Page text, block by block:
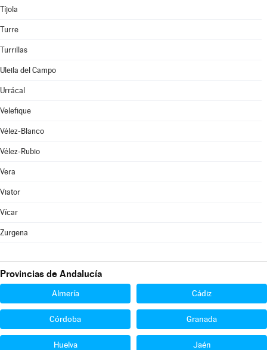
Tíjola
Turre
Turrillas
Uleila del Campo
Urrácal
Velefique
Vélez-Blanco
Vélez-Rubio
Vera
Viator
Vícar
Zurgena
Provincias de Andalucía
Almería Cádiz
Córdoba Granada
Huelva Jaén